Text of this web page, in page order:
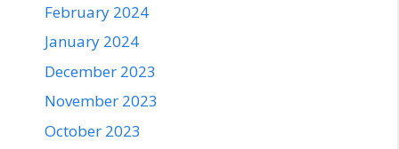
February 2024
January 2024
December 2023
November 2023
October 2023